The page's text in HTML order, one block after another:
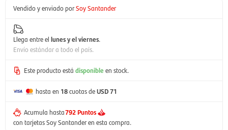
Vendido y enviado porSoy Santander
Llega entre el lunes y el viernes.
Envío estándar a todo el país.
Este producto está disponible en stock.
hasta en 18cuotas deUSD 71
Acumula hasta792 Puntos
con tarjetas Soy Santander en esta compra.